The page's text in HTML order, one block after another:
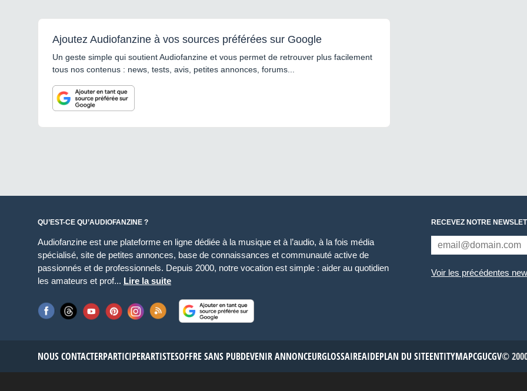
Ajoutez Audiofanzine à vos sources préférées sur Google
Un geste simple qui soutient Audiofanzine et vous permet de retrouver plus facilement
tous nos contenus : news, tests, avis, petites annonces, forums...
QU’EST-CE QU’AUDIOFANZINE ?
Audiofanzine est une plateforme en ligne dédiée à la musique et à l’audio, à la fois média
spécialisé, site de petites annonces, base de connaissances et communauté active de
passionnés et de professionnels. Depuis 2000, notre vocation est simple : aider au quotidien
les amateurs et prof... Lire la suite
RECEVEZ NOTRE
Voir les précédentes
NOUS CONTACTERPARTICIPERARTISTESOFFRE SANS PUBDEVENIR ANNONCEURGLOSSAIREAIDEPLAN DU SITEENTITYMAPCGUCGV©